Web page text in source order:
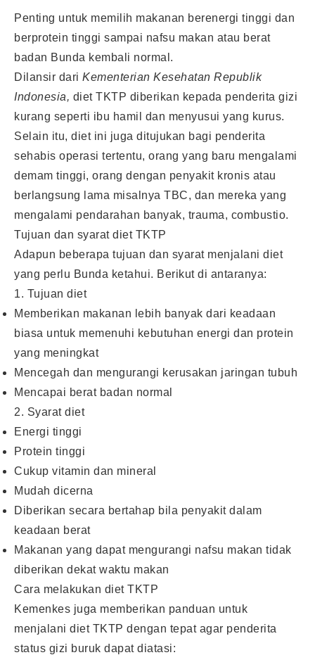
Penting untuk memilih makanan berenergi tinggi dan
berprotein tinggi sampai nafsu makan atau berat
badan Bunda kembali normal.
Dilansir dari Kementerian Kesehatan Republik
Indonesia, diet TKTP diberikan kepada penderita gizi
kurang seperti ibu hamil dan menyusui yang kurus.
Selain itu, diet ini juga ditujukan bagi penderita
sehabis operasi tertentu, orang yang baru mengalami
demam tinggi, orang dengan penyakit kronis atau
berlangsung lama misalnya TBC, dan mereka yang
mengalami pendarahan banyak, trauma, combustio.
Tujuan dan syarat diet TKTP
Adapun beberapa tujuan dan syarat menjalani diet
yang perlu Bunda ketahui. Berikut di antaranya:
1. Tujuan diet
Memberikan makanan lebih banyak dari keadaan
biasa untuk memenuhi kebutuhan energi dan protein
yang meningkat
Mencegah dan mengurangi kerusakan jaringan tubuh
Mencapai berat badan normal
2. Syarat diet
Energi tinggi
Protein tinggi
Cukup vitamin dan mineral
Mudah dicerna
Diberikan secara bertahap bila penyakit dalam
keadaan berat
Makanan yang dapat mengurangi nafsu makan tidak
diberikan dekat waktu makan
Cara melakukan diet TKTP
Kemenkes juga memberikan panduan untuk
menjalani diet TKTP dengan tepat agar penderita
status gizi buruk dapat diatasi: